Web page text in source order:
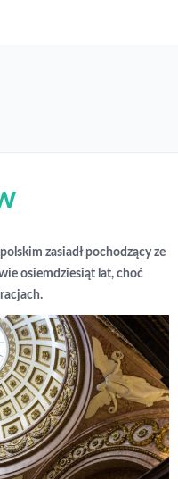
zasiadł pochodzący ze
osiemdziesiąt lat, choć